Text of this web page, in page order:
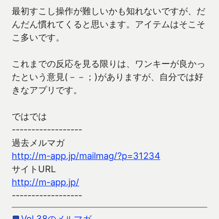
最初すこし操作が難しいかも知れないですが、だ
んだん慣れてくると思います。アイテムはそこそ
こ多いです。
これまでの反応を見る限りは、ワンキーが良かっ
たという意見(－－；)がありますが、自分では好
きなアプリです。
ではでは
------------------
過去メルマガ
http://m-app.jp/mailmag/?p=31234
サイトURL
http://m-app.jp/
------------------